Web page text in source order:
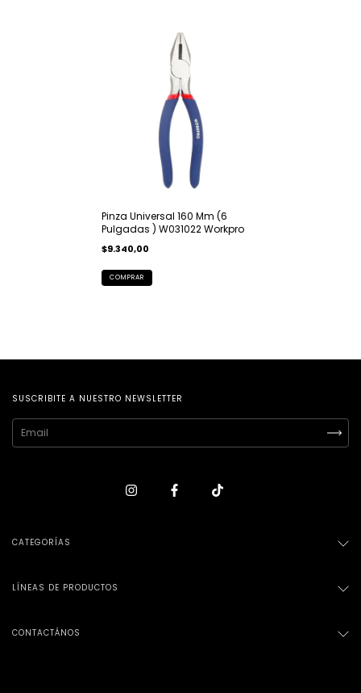
Pinza Universal 160 Mm (6
Pulgadas ) W031022 Workpro
$9.340,00
SUSCRIBITE A NUESTRO NEWSLETTER
CATEGORÍAS
LÍNEAS DE PRODUCTOS
CONTACTÁNOS